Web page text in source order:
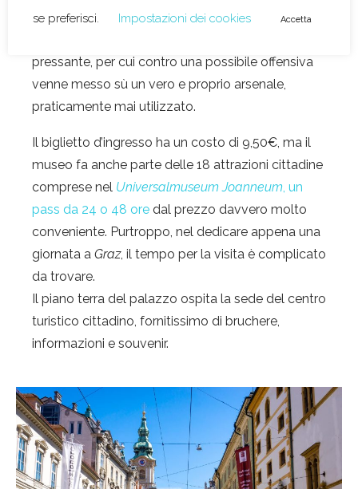
attacchi provenienti da sud ed est, diretti verso
pressante, per cui contro una possibile offensiva
venne messo sù un vero e proprio arsenale,
praticamente mai utilizzato.
Il biglietto d’ingresso ha un costo di 9,50€, ma il
museo fa anche parte delle 18 attrazioni cittadine
comprese nel Universalmuseum Joanneum, un
pass da 24 o 48 ore dal prezzo davvero molto
conveniente. Purtroppo, nel dedicare appena una
giornata a Graz, il tempo per la visita è complicato
da trovare.
Il piano terra del palazzo ospita la sede del centro
turistico cittadino, fornitissimo di bruchere,
informazioni e souvenir.